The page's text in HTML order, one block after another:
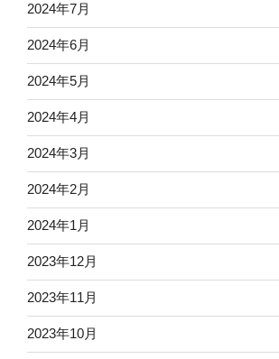
2024年7月
2024年6月
2024年5月
2024年4月
2024年3月
2024年2月
2024年1月
2023年12月
2023年11月
2023年10月